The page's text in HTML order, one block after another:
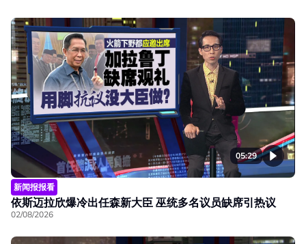
05:29
新闻报报看
依斯迈拉欣爆冷出任森新大臣 巫统多名议员缺席引热议
02/08/2026